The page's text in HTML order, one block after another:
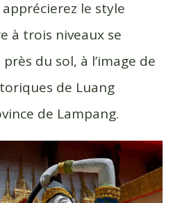
apprécierez le style
à trois niveaux se
du sol, à l’image de
de Luang
de Lampang.